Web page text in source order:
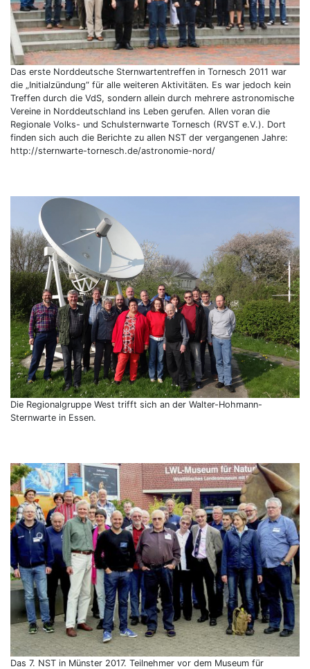
Das erste Norddeutsche Sternwartentreffen in Tornesch 2011 war
die „Initialzündung“ für alle weiteren Aktivitäten. Es war jedoch kein
Treffen durch die VdS, sondern allein durch mehrere astronomische
Vereine in Norddeutschland ins Leben gerufen. Allen voran die
Regionale Volks- und Schulsternwarte Tornesch (RVST e.V.). Dort
finden sich auch die Berichte zu allen NST der vergangenen Jahre:
http://sternwarte-tornesch.de/astronomie-nord/
Die Regionalgruppe West trifft sich an der Walter-Hohmann-
Sternwarte in Essen.
Das 7. NST in Münster 2017. Teilnehmer vor dem Museum für